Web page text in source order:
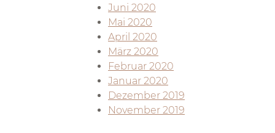
Juni 2020
Mai 2020
April 2020
März 2020
Februar 2020
Januar 2020
Dezember 2019
November 2019